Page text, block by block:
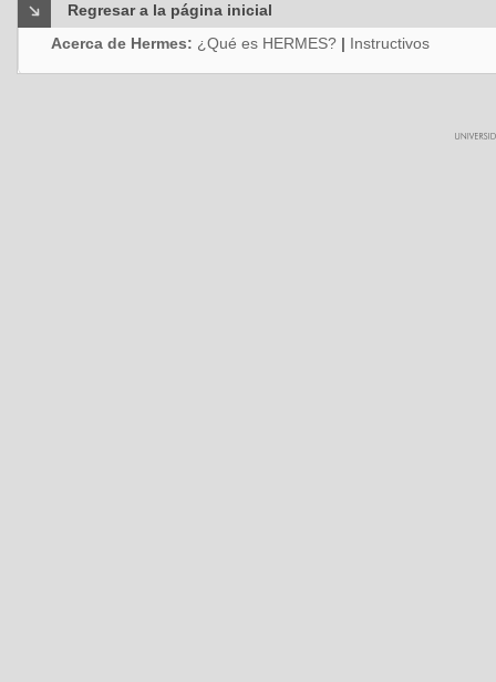
Regresar a la página inicial
Acerca de Hermes: ¿Qué es HERMES? | Instructivos